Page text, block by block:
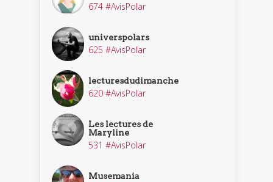
674 #AvisPolar
universpolars
625 #AvisPolar
lecturesdudimanche
620 #AvisPolar
Les lectures de
Maryline
531 #AvisPolar
Musemania